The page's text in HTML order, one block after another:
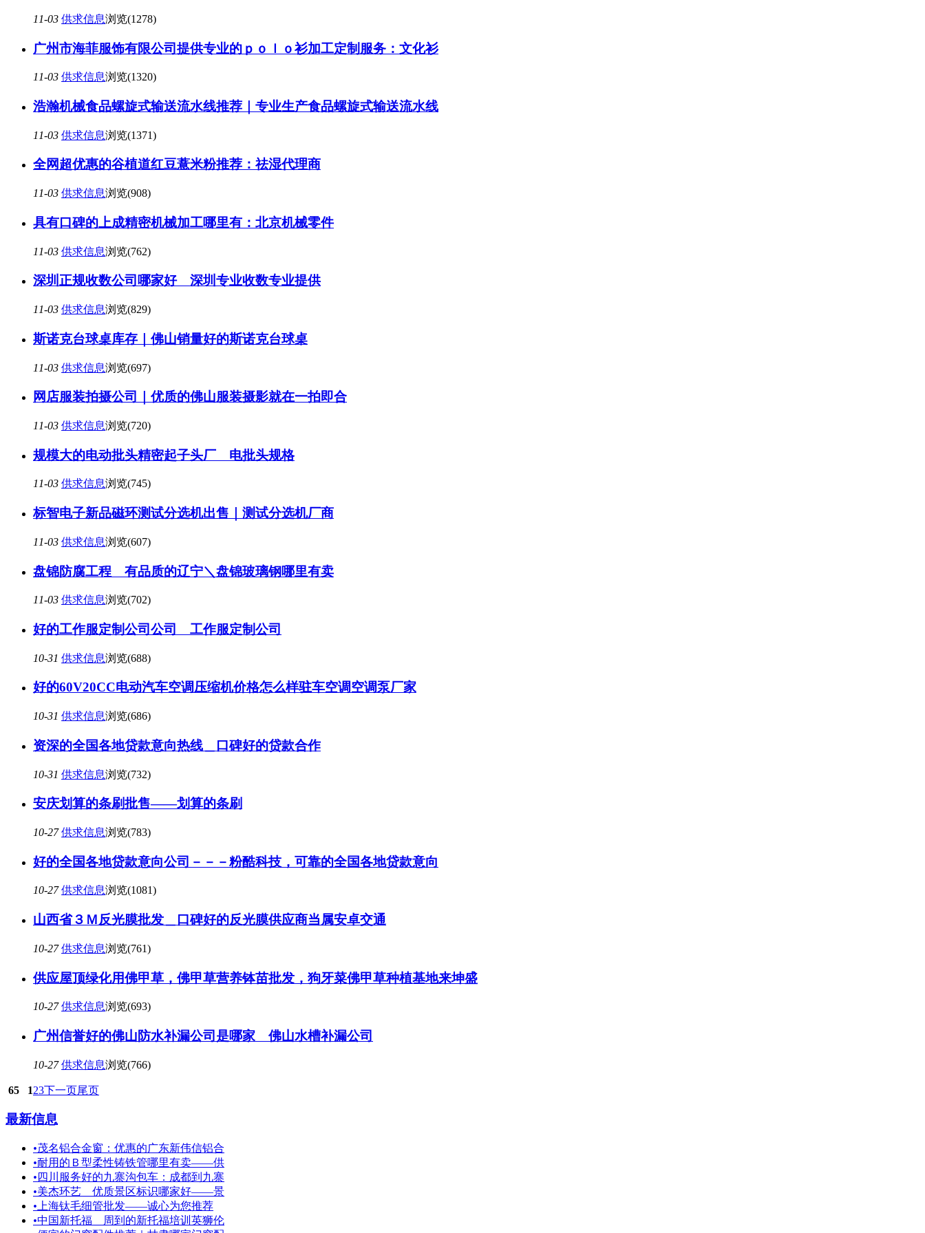
11-03 供求信息浏览(1278)
广州市海菲服饰有限公司提供专业的ｐｏｌｏ衫加工定制服务：文化衫
11-03 供求信息浏览(1320)
浩瀚机械食品螺旋式输送流水线推荐｜专业生产食品螺旋式输送流水线
11-03 供求信息浏览(1371)
全网超优惠的谷植道红豆薏米粉推荐：祛湿代理商
11-03 供求信息浏览(908)
具有口碑的上成精密机械加工哪里有：北京机械零件
11-03 供求信息浏览(762)
深圳正规收数公司哪家好 深圳专业收数专业提供
11-03 供求信息浏览(829)
斯诺克台球桌库存｜佛山销量好的斯诺克台球桌
11-03 供求信息浏览(697)
网店服装拍摄公司｜优质的佛山服装摄影就在一拍即合
11-03 供求信息浏览(720)
规模大的电动批头精密起子头厂 电批头规格
11-03 供求信息浏览(745)
标智电子新品磁环测试分选机出售｜测试分选机厂商
11-03 供求信息浏览(607)
盘锦防腐工程 有品质的辽宁＼盘锦玻璃钢哪里有卖
11-03 供求信息浏览(702)
好的工作服定制公司公司 工作服定制公司
10-31 供求信息浏览(688)
好的60V20CC电动汽车空调压缩机价格怎么样驻车空调空调泵厂家
10-31 供求信息浏览(686)
资深的全国各地贷款意向热线＿口碑好的贷款合作
10-31 供求信息浏览(732)
安庆划算的条刷批售——划算的条刷
10-27 供求信息浏览(783)
好的全国各地贷款意向公司－－－粉酷科技，可靠的全国各地贷款意向
10-27 供求信息浏览(1081)
山西省３Ｍ反光膜批发＿口碑好的反光膜供应商当属安卓交通
10-27 供求信息浏览(761)
供应屋顶绿化用佛甲草，佛甲草营养钵苗批发，狗牙菜佛甲草种植基地来坤盛
10-27 供求信息浏览(693)
广州信誉好的佛山防水补漏公司是哪家 佛山水槽补漏公司
10-27 供求信息浏览(766)
65 123下一页尾页
最新信息
•茂名铝合金窗：优惠的广东新伟信铝合
•耐用的Ｂ型柔性铸铁管哪里有卖——供
• 四川服务好的九寨沟包车：成都到九寨
•美杰环艺＿优质景区标识哪家好——景
• 上海钛毛细管批发——诚心为您推荐
•中国新托福＿周到的新托福培训英狮伦